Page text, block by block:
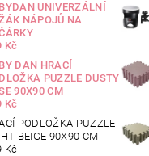
UNIVERZÁLNÍ
NÁPOJŮ NA
Kč
DAN HRACÍ
PUZZLE DUSTY
90X90 CM
Kč
PODLOŽKA PUZZLE
BEIGE 90X90 CM
Kč